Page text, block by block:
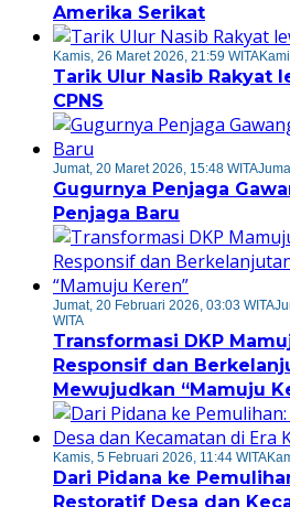
Amerika Serikat
Kamis, 26 Maret 2026, 21:59 WITA
Tarik Ulur Nasib Rakyat
CPNS
Jumat, 20 Maret 2026, 15:48 WITA
Gugurnya Penjaga
Penjaga Baru
Jumat, 20 Februari 2026, 03:03 WITA
WITA
Transformasi DKP
Responsif dan
Mewujudkan “Mamuju
Kamis, 5 Februari 2026, 11:44 WITA
Dari Pidana ke
Restoratif Desa dan